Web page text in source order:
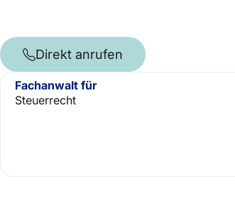
Direkt anrufen
Fachanwalt für
Steuerrecht